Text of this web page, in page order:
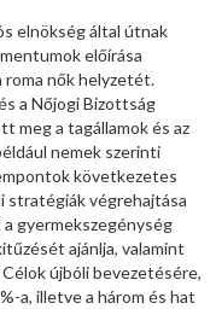
elnökség által útnak
előírása
roma nők helyzetét.
a Nőjogi Bizottság
meg a tagállamok és az
nemek szerinti
következetes
stratégiák végrehajtása
gyermekszegénység
ajánlja, valamint
újbóli bevezetésére,
a, illetve a három és hat